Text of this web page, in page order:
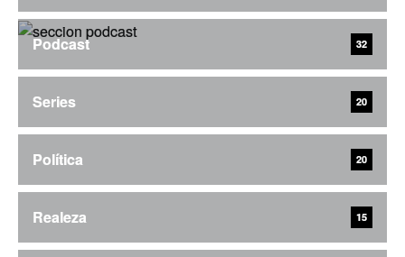
Podcast 32
Series 20
Política 20
Realeza 15